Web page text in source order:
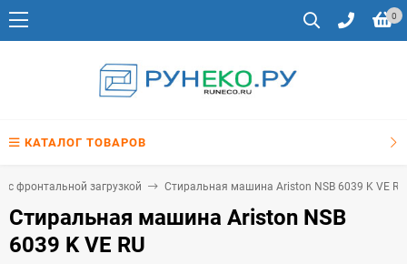
0
КАТАЛОГ ТОВАРОВ
фронтальной загрузкой Стиральная машина Ariston NSB 6039 K VE RU
Стиральная машина Ariston NSB
6039 K VE RU